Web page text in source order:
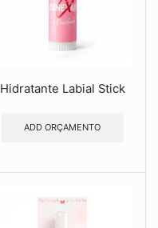
Hidratante Labial Stick
ADD ORÇAMENTO